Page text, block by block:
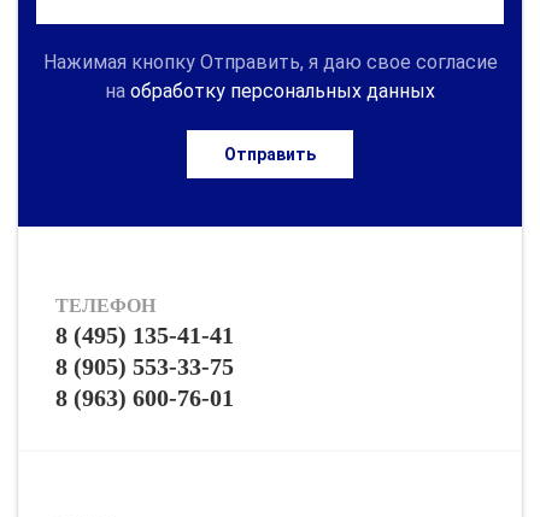
Нажимая кнопку Отправить, я даю свое согласие
на обработку персональных данных
Отправить
ТЕЛЕФОН
8 (495) 135-41-41
8 (905) 553-33-75
8 (963) 600-76-01